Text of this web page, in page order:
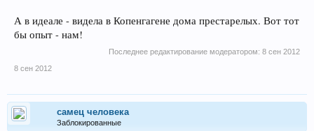
А в идеале - видела в Копенгагене дома престарелых. Вот тот
бы опыт - нам!
Последнее редактирование модератором: 8 сен 2012
8 сен 2012
самец человека
Заблокированные